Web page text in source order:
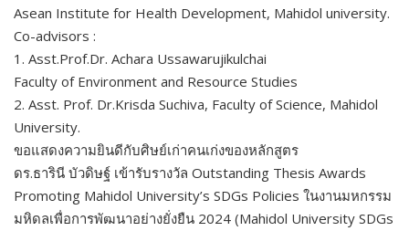
Asean Institute for Health Development, Mahidol university.
Co-advisors :
1. Asst.Prof.Dr. Achara Ussawarujikulchai
Faculty of Environment and Resource Studies
2. Asst. Prof. Dr.Krisda Suchiva, Faculty of Science, Mahidol
University.
ขอแสดงความยินดีกับศิษย์เก่าคนเก่งของหลักสูตร
ดร.ธารินี บัวดิษฐ์ เข้ารับรางวัล Outstanding Thesis Awards
Promoting Mahidol University’s SDGs Policies ในงานมหกรรม
มหิดลเพื่อการพัฒนาอย่างยั่งยืน 2024 (Mahidol University SDGs